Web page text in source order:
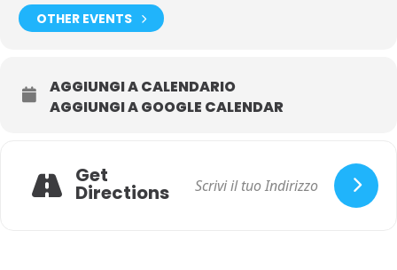
OTHER EVENTS
AGGIUNGI A CALENDARIO
AGGIUNGI A GOOGLE CALENDAR
Get
Directions